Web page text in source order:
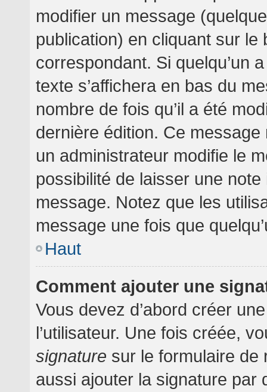
modifier un message
publication) en cliquant sur le
correspondant. Si quelqu’un
texte s’affichera en bas du
nombre de fois qu’il a été
dernière édition. Ce
un administrateur modifie le
possibilité de laisser une note
message. Notez que les
message une fois que
Haut
Comment ajouter une
Vous devez d’abord créer
l’utilisateur. Une fois créée,
signature sur le formulaire de
aussi ajouter la signature par